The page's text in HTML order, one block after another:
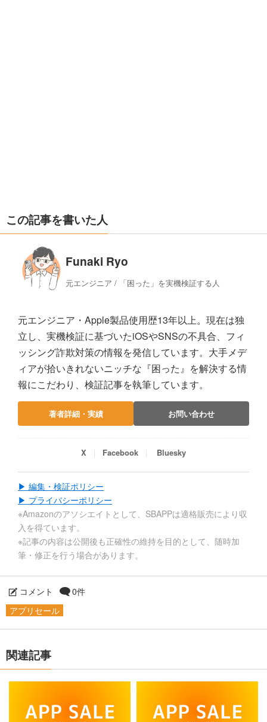
この記事を書いた人
Funaki Ryo
元エンジニア / 「困った」を実機検証する人
元エンジニア・Apple製品使用歴13年以上。現在は独
立し、実機検証に基づいたiOSやSNSの不具合、フィ
ッシング詐欺対策の情報を発信しています。大手メデ
ィアが拾いきれないニッチな『困った』を解決する情
報にこだわり、検証記事を執筆しています。
著者詳細・実績 お問い合わせ
X Facebook Bluesky
▶ 編集・検証ポリシー
▶ プライバシーポリシー
※Amazonのアソシエイトとして、SBAPPは適格販売により収
入を得ています。
※記事の内容は公開後も正確性の維持を目的として、随時加
筆・修正を行う場合があります。
コメント
0件
アプリセール
関連記事